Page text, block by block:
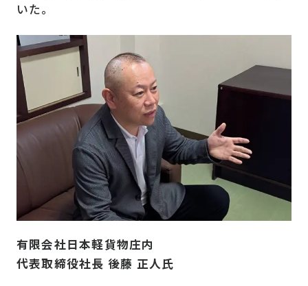
いた。
有限会社日本軽貨物庄内
代表取締役社長 後藤 正人氏